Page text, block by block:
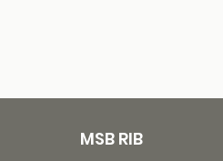
MSB RIB